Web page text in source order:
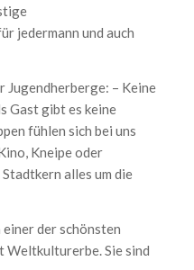
jedermann und auch
Jugendherberge: – Keine
Gast gibt es keine
fühlen sich bei uns
Kneipe oder
alles um die
einer der schönsten
Weltkulturerbe. Sie sind